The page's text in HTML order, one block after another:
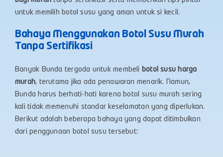
untuk memilih botol susu yang aman untuk si kecil.
Bahaya Menggunakan Botol Susu Murah
Tanpa Sertifikasi
Banyak Bunda tergoda untuk membeli botol susu harga
murah, terutama jika ada penawaran menarik. Namun,
Bunda harus berhati-hati karena botol susu murah sering
kali tidak memenuhi standar keselamatan yang diperlukan.
Berikut adalah beberapa bahaya yang dapat ditimbulkan
dari penggunaan botol susu tersebut: